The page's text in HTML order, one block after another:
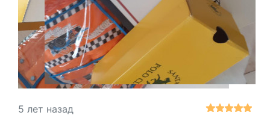
5 лет назад